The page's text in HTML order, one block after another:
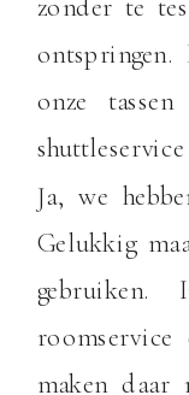
zonder te
onze
Ja, we
Gelukkig
roomservice
maken daar